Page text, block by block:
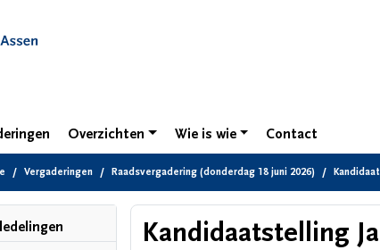
Overzichten Wie is wie Contact
Vergaderingen Raadsvergadering (donderdag 18 juni 2026)
Kandidaatstelling